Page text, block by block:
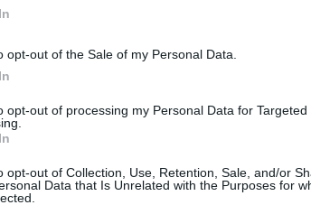
opt-out of the Sale of my Personal Data.
opt-out of processing my Personal Data for Targeted
opt-out of Collection, Use, Retention, Sale, and/or
Data that Is Unrelated with the Purposes for
ad